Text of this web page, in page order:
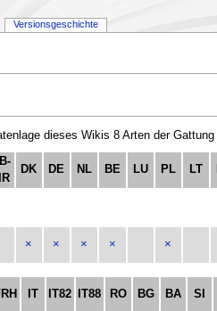
dieses Wikis 8 Arten der Gattung
DK DE NL BE LU PL LT
× × × × ×
IT IT82 IT88 RO BG BA SI
Versionsgeschichte